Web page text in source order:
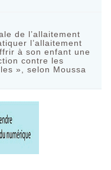
de l’allaitement
l’allaitement
à son enfant une
contre les
», selon Moussa